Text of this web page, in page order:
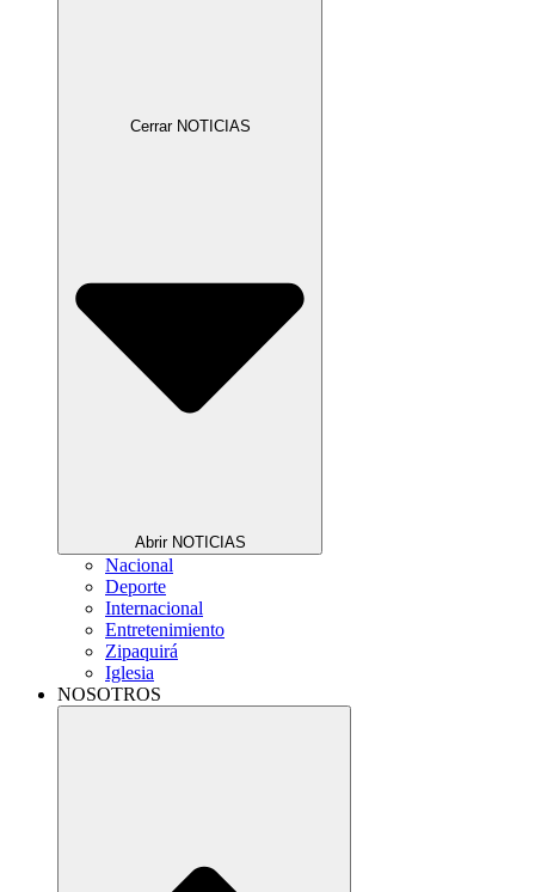
Cerrar NOTICIAS
Abrir NOTICIAS
Nacional
Deporte
Internacional
Entretenimiento
Zipaquirá
Iglesia
NOSOTROS